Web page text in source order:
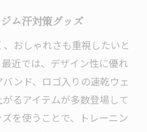
ム汗対策グッズ
おしゃれさも重視したいと
近では、デザイン性に優れ
ンド、ロゴ入りの速乾ウェ
るアイテムが多数登場して
を使うことで、トレーニン